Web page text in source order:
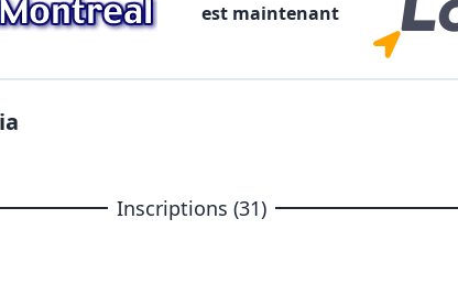
est maintenant
Inscriptions (31)
X Fermer Envoyez